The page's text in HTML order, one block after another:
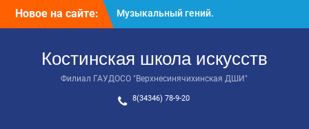
Новое на сайте:
Музыкальный гений.
Поздравляем!
звездочек!
Костинская школа искусств
Филиал ГАУДОСО "Верхнесинячихинская ДШИ"
8(34346) 78-9-20